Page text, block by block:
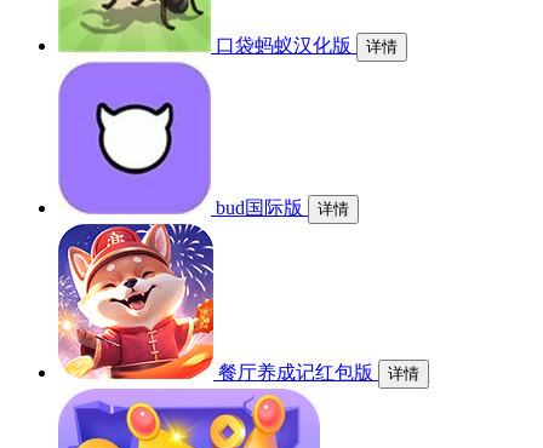
口袋蚂蚁汉化版 详情
bud国际版 详情
餐厅养成记红包版 详情